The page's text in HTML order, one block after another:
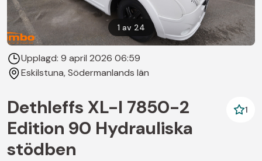
1av 24
Upplagd: 9 april 2026 06:59
Eskilstuna, Södermanlands län
Dethleffs XL-I 7850-2
Edition 90 Hydrauliska
stödben
1